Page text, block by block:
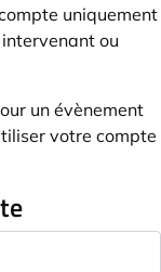
uniquement
ou
un évènement
votre compte